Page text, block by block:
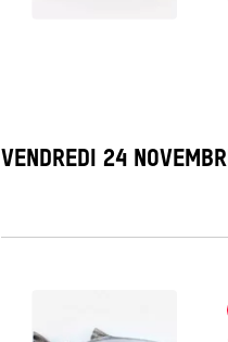
LABEL_DATE
VENDREDI 24